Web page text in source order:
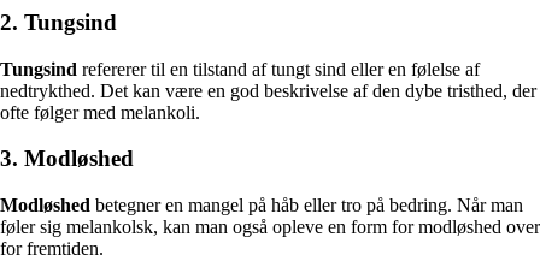
2. Tungsind
Tungsind refererer til en tilstand af tungt sind eller en følelse af
nedtrykthed. Det kan være en god beskrivelse af den dybe tristhed, der
ofte følger med melankoli.
3. Modløshed
Modløshed betegner en mangel på håb eller tro på bedring. Når man
føler sig melankolsk, kan man også opleve en form for modløshed over
for fremtiden.